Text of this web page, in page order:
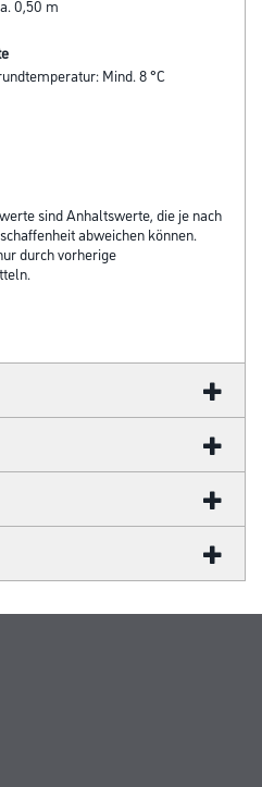
0,50 m
Mind. 8 °C
sind Anhaltswerte, die je nach
abweichen können.
durch vorherige